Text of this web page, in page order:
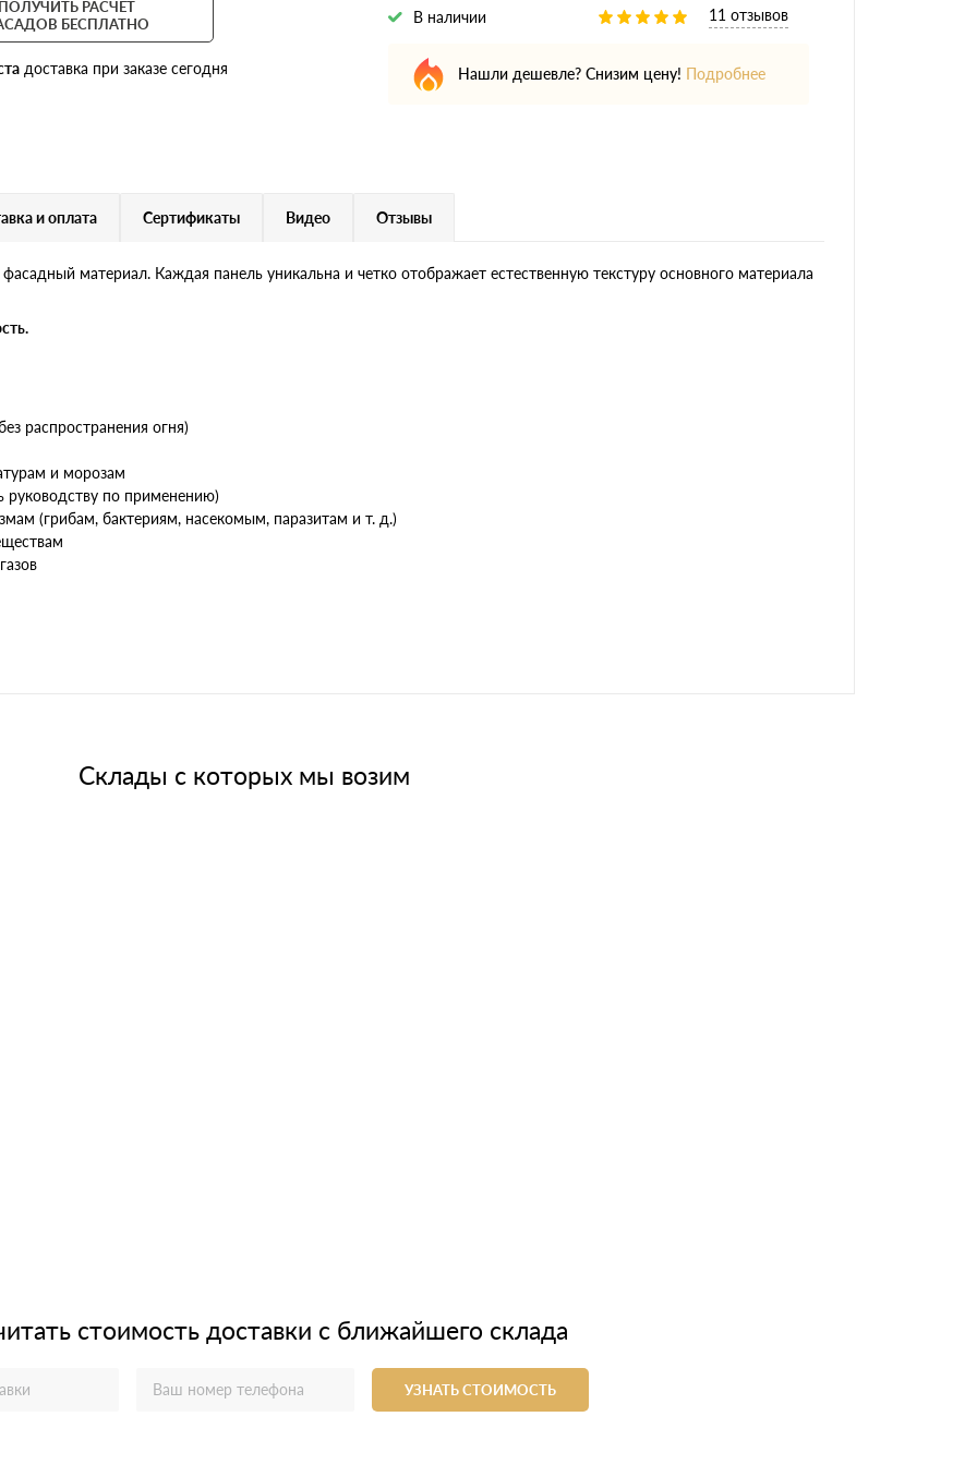
РАСЧЕТ
БЕСПЛАТНО
доставка при заказе сегодня
В наличии
11 отзывов
Нашли дешевле? Снизим цену! Подробнее
и оплата Сертификаты Видео Отзывы
материал. Каждая панель уникальна и четко отображает естественную текстуру основного материала
распространения огня)
и морозам
руководству по применению)
(грибам, бактериям, насекомым, паразитам и т. д.)
Склады с которых мы возим
стоимость доставки с ближайшего склада
УЗНАТЬ СТОИМОСТЬ